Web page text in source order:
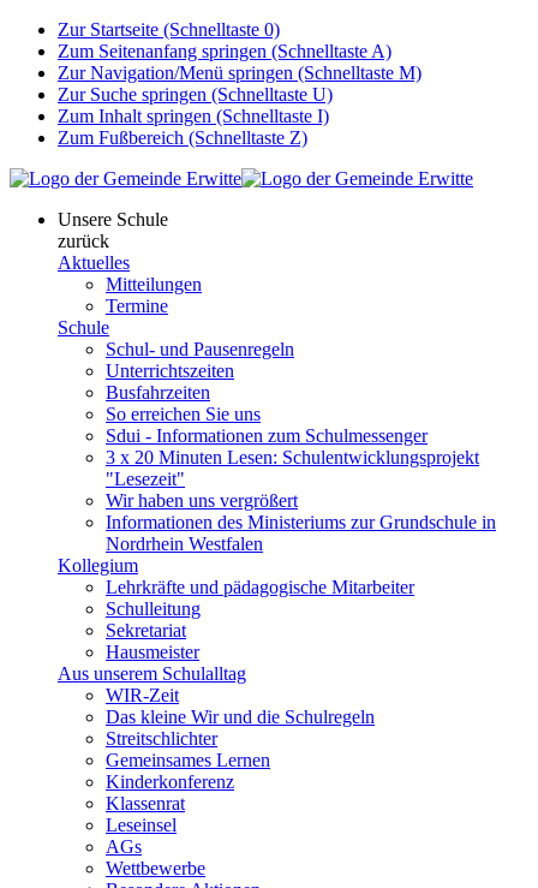
Zur Startseite (Schnelltaste 0)
Zum Seitenanfang springen (Schnelltaste A)
Zur Navigation/Menü springen (Schnelltaste M)
Zur Suche springen (Schnelltaste U)
Zum Inhalt springen (Schnelltaste I)
Zum Fußbereich (Schnelltaste Z)
Unsere Schule
zurück
Aktuelles
Mitteilungen
Termine
Schule
Schul- und Pausenregeln
Unterrichtszeiten
Busfahrzeiten
So erreichen Sie uns
Sdui - Informationen zum Schulmessenger
3 x 20 Minuten Lesen: Schulentwicklungsprojekt
"Lesezeit"
Wir haben uns vergrößert
Informationen des Ministeriums zur Grundschule in
Nordrhein Westfalen
Kollegium
Lehrkräfte und pädagogische Mitarbeiter
Schulleitung
Sekretariat
Hausmeister
Aus unserem Schulalltag
WIR-Zeit
Das kleine Wir und die Schulregeln
Streitschlichter
Gemeinsames Lernen
Kinderkonferenz
Klassenrat
Leseinsel
AGs
Wettbewerbe